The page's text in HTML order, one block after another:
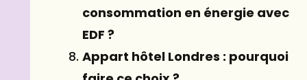
consommation en énergie avec
EDF ?
Appart hôtel Londres : pourquoi